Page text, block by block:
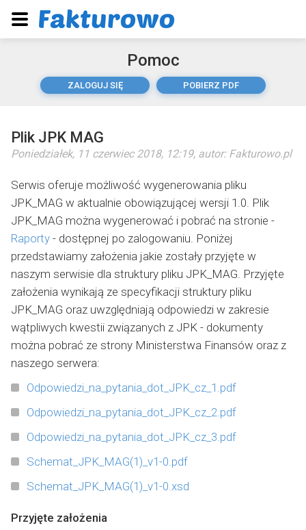
Pomoc
ZALOGUJ SIĘ POBIERZ PDF
Plik JPK MAG
Poniedziałek, 11 czerwiec 2018, 12:19, autor: Fakturowo.pl
Serwis oferuje możliwość wygenerowania pliku
JPK_MAG w aktualnie obowiązującej wersji 1.0. Plik
JPK_MAG można wygenerować i pobrać na stronie -
Raporty - dostępnej po zalogowaniu. Poniżej
przedstawiamy założenia jakie zostały przyjęte w
naszym serwisie dla struktury pliku JPK_MAG. Przyjęte
założenia wynikają ze specyfikacji struktury pliku
JPK_MAG oraz uwzględniają odpowiedzi w zakresie
wątpliwych kwestii związanych z JPK - dokumenty
można pobrać ze strony Ministerstwa Finansów oraz z
naszego serwera:
Odpowiedzi_na_pytania_dot_JPK_cz_1.pdf
Odpowiedzi_na_pytania_dot_JPK_cz_2.pdf
Odpowiedzi_na_pytania_dot_JPK_cz_3.pdf
Schemat_JPK_MAG(1)_v1-0.pdf
Schemat_JPK_MAG(1)_v1-0.xsd
Przyjęte założenia